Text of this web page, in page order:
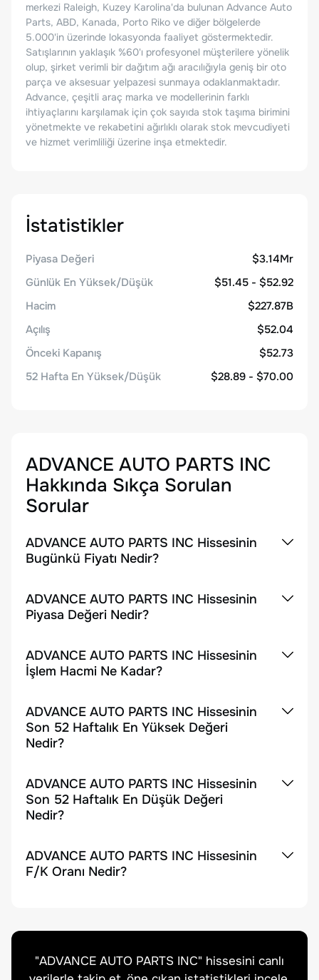
merkezi Raleigh, Kuzey Karolina'da bulunan Advance Auto
Parts, ABD, Kanada, Porto Riko ve diğer bölgelerde
5.000'in üzerinde lokasyonda faaliyet göstermektedir.
Satışlarının yaklaşık %60'ı profesyonel müşterilere yönelik
olup, şirket verimli bir dağıtım ağı aracılığıyla geniş bir oto
parça ve aksesuar yelpazesi sunmaya odaklanmaktadır.
Advance, çeşitli araç marka ve modellerinin farklı
ihtiyaçlarını karşılamak için çok sayıda stok taşıma birimini
yönetmekte ve rekabetini ağırlıklı olarak stok mevcudiyeti
ve hizmet verimliliği üzerine inşa etmektedir.
İstatistikler
Piyasa Değeri
$3.14Mr
Günlük En Yüksek/Düşük
$51.45 - $52.92
Hacim
$227.87B
Açılış
$52.04
Önceki Kapanış
$52.73
52 Hafta En Yüksek/Düşük
$28.89 - $70.00
ADVANCE AUTO PARTS INC
Hakkında Sıkça Sorulan
Sorular
ADVANCE AUTO PARTS INC Hissesinin
Bugünkü Fiyatı Nedir?
ADVANCE AUTO PARTS INC Hissesinin
Piyasa Değeri Nedir?
ADVANCE AUTO PARTS INC Hissesinin
İşlem Hacmi Ne Kadar?
ADVANCE AUTO PARTS INC Hissesinin
Son 52 Haftalık En Yüksek Değeri
Nedir?
ADVANCE AUTO PARTS INC Hissesinin
Son 52 Haftalık En Düşük Değeri
Nedir?
ADVANCE AUTO PARTS INC Hissesinin
F/K Oranı Nedir?
"ADVANCE AUTO PARTS INC" hissesini canlı